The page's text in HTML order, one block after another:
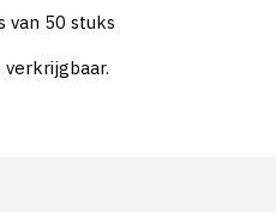
van 50 stuks